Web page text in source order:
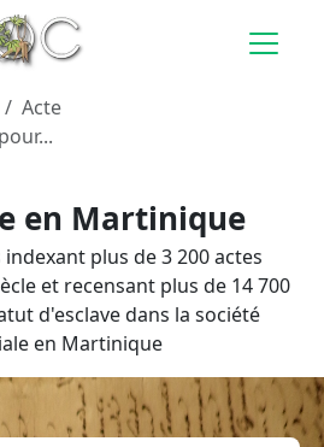
en Martinique
plus de 3 200 actes
et recensant plus de 14 700
d'esclave dans la société
en Martinique
Acte